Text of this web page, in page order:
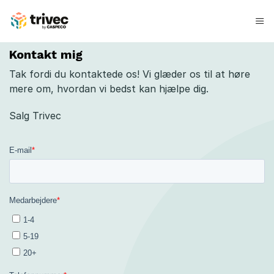
indhold
D
K
B
e
s
i
l
e
n
Kontakt mig
Tak fordi du kontaktede os! Vi glæder os til at høre
mere om, hvordan vi bedst kan hjælpe dig.
Salg Trivec